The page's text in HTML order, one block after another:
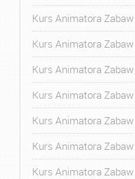
Kurs Animatora
Kurs Animatora
Kurs Animatora
Kurs Animatora
Kurs Animatora
Kurs Animatora
Kurs Animatora